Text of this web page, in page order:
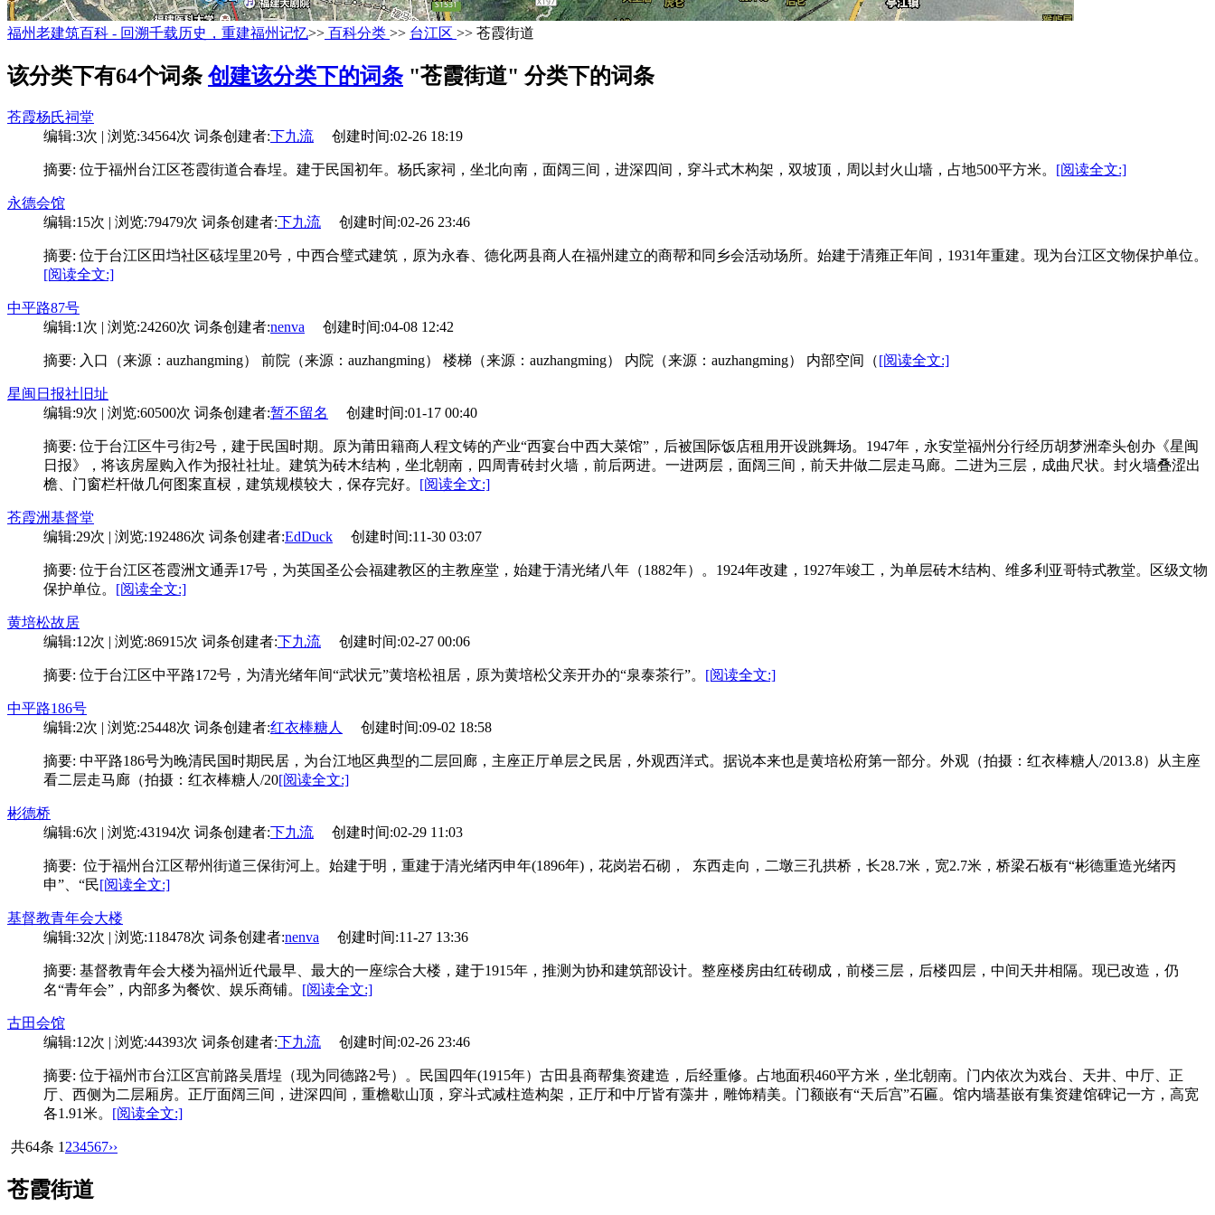
福州老建筑百科 - 回溯千载历史，重建福州记忆>> 百科分类 >> 台江区 >> 苍霞街道
该分类下有64个词条 创建该分类下的词条 "苍霞街道" 分类下的词条
苍霞杨氏祠堂
编辑:3次 | 浏览:34564次 词条创建者:下九流 创建时间:02-26 18:19
摘要: 位于福州台江区苍霞街道合春埕。建于民国初年。杨氏家祠，坐北向南，面阔三间，进深四间，穿斗式木构架，双坡顶，周以封火山墙，占地500平方米。 [阅读全文:]
永德会馆
编辑:15次 | 浏览:79479次 词条创建者:下九流 创建时间:02-26 23:46
摘要: 位于台江区田垱社区硋埕里20号，中西合璧式建筑，原为永春、德化两县商人在福州建立的商帮和同乡会活动场所。始建于清雍正年间，1931年重建。现为台江区文物保护单位。
[阅读全文:]
中平路87号
编辑:1次 | 浏览:24260次 词条创建者:nenva 创建时间:04-08 12:42
摘要: 入口（来源：auzhangming） 前院（来源：auzhangming） 楼梯（来源：auzhangming） 内院（来源：auzhangming） 内部空间（[阅读全文:]
星闽日报社旧址
编辑:9次 | 浏览:60500次 词条创建者:暂不留名 创建时间:01-17 00:40
摘要: 位于台江区牛弓街2号，建于民国时期。原为莆田籍商人程文铸的产业“西宴台中西大菜馆”，后被国际饭店租用开设跳舞场。1947年，永安堂福州分行经历胡梦洲牵头创办《星闽
日报》，将该房屋购入作为报社社址。建筑为砖木结构，坐北朝南，四周青砖封火墙，前后两进。一进两层，面阔三间，前天井做二层走马廊。二进为三层，成曲尺状。封火墙叠涩出
檐、门窗栏杆做几何图案直棂，建筑规模较大，保存完好。 [阅读全文:]
苍霞洲基督堂
编辑:29次 | 浏览:192486次 词条创建者:EdDuck 创建时间:11-30 03:07
摘要: 位于台江区苍霞洲文通弄17号，为英国圣公会福建教区的主教座堂，始建于清光绪八年（1882年）。1924年改建，1927年竣工，为单层砖木结构、维多利亚哥特式教堂。区级文物
保护单位。 [阅读全文:]
黄培松故居
编辑:12次 | 浏览:86915次 词条创建者:下九流 创建时间:02-27 00:06
摘要: 位于台江区中平路172号，为清光绪年间“武状元”黄培松祖居，原为黄培松父亲开办的“泉泰茶行”。 [阅读全文:]
中平路186号
编辑:2次 | 浏览:25448次 词条创建者:红衣棒糖人 创建时间:09-02 18:58
摘要: 中平路186号为晚清民国时期民居，为台江地区典型的二层回廊，主座正厅单层之民居，外观西洋式。据说本来也是黄培松府第一部分。外观（拍摄：红衣棒糖人/2013.8）从主座
看二层走马廊（拍摄：红衣棒糖人/20[阅读全文:]
彬德桥
编辑:6次 | 浏览:43194次 词条创建者:下九流 创建时间:02-29 11:03
摘要: 位于福州台江区帮州街道三保街河上。始建于明，重建于清光绪丙申年(1896年)，花岗岩石砌， 东西走向，二墩三孔拱桥，长28.7米，宽2.7米，桥梁石板有“彬德重造光绪丙
申”、“民[阅读全文:]
基督教青年会大楼
编辑:32次 | 浏览:118478次 词条创建者:nenva 创建时间:11-27 13:36
摘要: 基督教青年会大楼为福州近代最早、最大的一座综合大楼，建于1915年，推测为协和建筑部设计。整座楼房由红砖砌成，前楼三层，后楼四层，中间天井相隔。现已改造，仍
名“青年会”，内部多为餐饮、娱乐商铺。 [阅读全文:]
古田会馆
编辑:12次 | 浏览:44393次 词条创建者:下九流 创建时间:02-26 23:46
摘要: 位于福州市台江区宫前路吴厝埕（现为同德路2号）。民国四年(1915年）古田县商帮集资建造，后经重修。占地面积460平方米，坐北朝南。门内依次为戏台、天井、中厅、正
厅、西侧为二层厢房。正厅面阔三间，进深四间，重檐歇山顶，穿斗式减柱造构架，正厅和中厅皆有藻井，雕饰精美。门额嵌有“天后宫”石匾。馆内墙基嵌有集资建馆碑记一方，高宽
各1.91米。 [阅读全文:]
共64条 1 234567››
苍霞街道